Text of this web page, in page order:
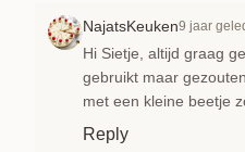
NajatsKeuken9 jaar
Hi Sietje, altijd graag
gebruikt maar
met een kleine beetje
Reply